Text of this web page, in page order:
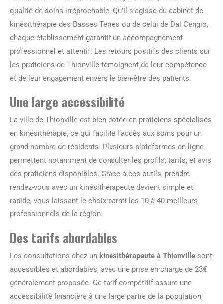
qualité de soins irréprochable. Qu’il s’agisse du cabinet de
kinésithérapie des Basses Terres ou de celui de Dal Cengio,
chaque établissement garantit un accompagnement
professionnel et attentif. Les retours positifs des clients sur
les praticiens de Thionville témoignent de leur compétence
et de leur engagement envers le bien-être des patients.
Une large accessibilité
La ville de Thionville est bien dotée en praticiens spécialisés
en kinésithérapie, ce qui facilite l’accès aux soins pour un
grand nombre de résidents. Plusieurs plateformes en ligne
permettent notamment de consulter les profils, tarifs, et avis
des praticiens disponibles. Grâce à ces outils, prendre
rendez-vous avec un kinésithérapeute devient simple et
rapide, vous laissant le choix parmi les 10 à 40 meilleurs
professionnels de la région.
Des tarifs abordables
Les consultations chez un kinésithérapeute à Thionville sont
accessibles et abordables, avec une prise en charge de 23€
généralement proposée. Ce tarif compétitif assure une
accessibilité financière à une large partie de la population,